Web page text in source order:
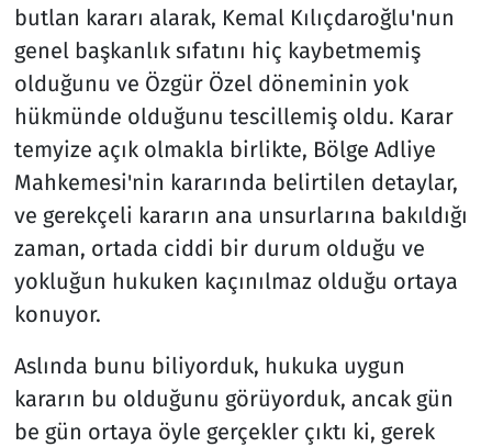
butlan kararı alarak, Kemal Kılıçdaroğlu'nun
genel başkanlık sıfatını hiç kaybetmemiş
olduğunu ve Özgür Özel döneminin yok
hükmünde olduğunu tescillemiş oldu. Karar
temyize açık olmakla birlikte, Bölge Adliye
Mahkemesi'nin kararında belirtilen detaylar,
ve gerekçeli kararın ana unsurlarına bakıldığı
zaman, ortada ciddi bir durum olduğu ve
yokluğun hukuken kaçınılmaz olduğu ortaya
konuyor.
Aslında bunu biliyorduk, hukuka uygun
kararın bu olduğunu görüyorduk, ancak gün
be gün ortaya öyle gerçekler çıktı ki, gerek
Oyun
Ramazan
Resmi İlanlar
Rüya Tabirleri
Savunma Sanayi
Spor